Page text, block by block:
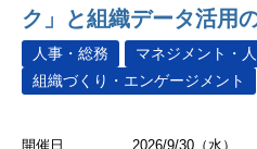
ク」と組織データ活用
人事・総務
マネジメント・
組織づくり・エンゲージメント
開催日 2026/9/30（水）